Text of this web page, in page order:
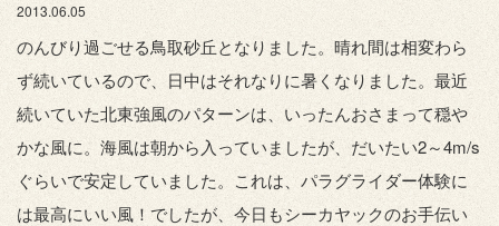
2013.06.05
のんびり過ごせる鳥取砂丘となりました。晴れ間は相変わら
ず続いているので、日中はそれなりに暑くなりました。最近
続いていた北東強風のパターンは、いったんおさまって穏や
かな風に。海風は朝から入っていましたが、だいたい2～4m/s
ぐらいで安定していました。これは、パラグライダー体験に
は最高にいい風！でしたが、今日もシーカヤックのお手伝い